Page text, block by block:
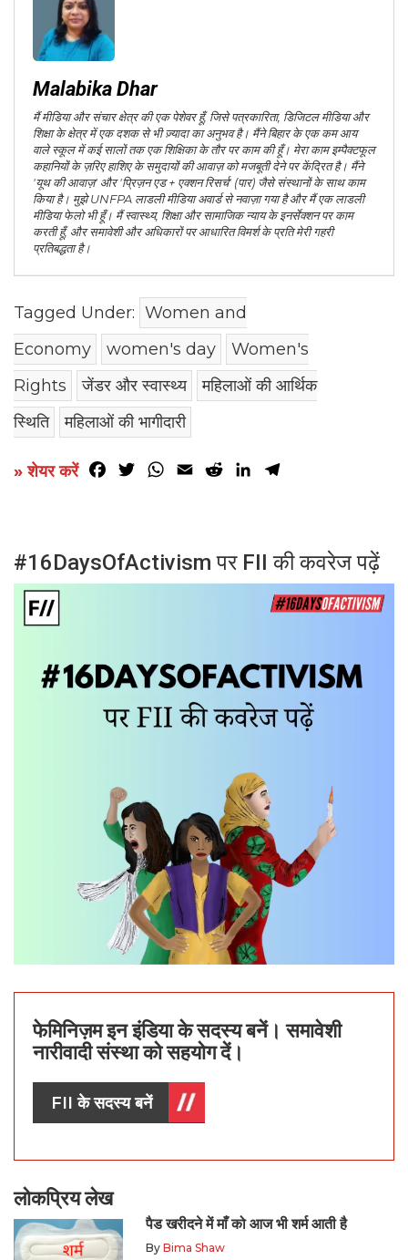
Malabika Dhar
मैं मीडिया और संचार क्षेत्र की एक पेशेवर हूँ, जिसे पत्रकारिता, डिजिटल मीडिया और
शिक्षा के क्षेत्र में एक दशक से भी ज़्यादा का अनुभव है। मैंने बिहार के एक कम आय
वाले स्कूल में कई सालों तक एक शिक्षिका के तौर पर काम की हूँ। मेरा काम इम्पैक्टफूल
कहानियों के ज़रिए हाशिए के समुदायों की आवाज़ को मजबूती देने पर केंद्रित है। मैंने
'यूथ की आवाज़' और 'प्रिज़न एड + एक्शन रिसर्च' (पार) जैसे संस्थानों के साथ काम
किया है। मुझे UNFPA लाडली मीडिया अवार्ड से नवाज़ा गया है और मैं एक लाडली
मीडिया फेलो भी हूँ। मैं स्वास्थ्य, शिक्षा और सामाजिक न्याय के इनर्सेक्शन पर काम
करती हूँ, और समावेशी और अधिकारों पर आधारित विमर्श के प्रति मेरी गहरी
प्रतिबद्धता है।
Tagged Under: Women and
Economy
women's day
Women's
Rights
जेंडर और स्वास्थ्य
महिलाओं की आर्थिक
स्थिति
महिलाओं की भागीदारी
» शेयर करें Facebook
TwitterWhatsApp
Email RedditLinkedIn
#16DaysOfActivism पर FII की कवरेज पढ़ें
फेमिनिज़म इन इंडिया के सदस्य बनें। समावेशी
नारीवादी संस्था को सहयोग दें।
FII के सदस्य बनें
लोकप्रिय लेख
पैड खरीदने में माँ को आज भी शर्म आती है
By Bima Shaw